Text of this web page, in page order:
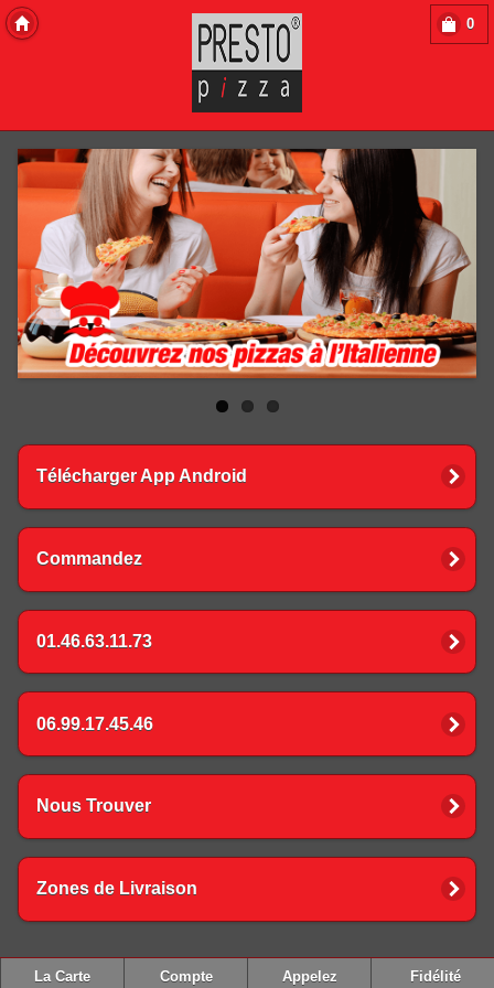
0
Télécharger App Android
Commandez
01.46.63.11.73
06.99.17.45.46
Nous Trouver
Zones de Livraison
La Carte Compte Appelez Fidélité
Copyright 2013 Des-Click Com